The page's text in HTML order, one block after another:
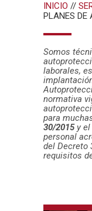
INICIO //
PLANES DE
Somos
laborales,
normativa
para
30/2015y el
personal
del Decreto
requisitos